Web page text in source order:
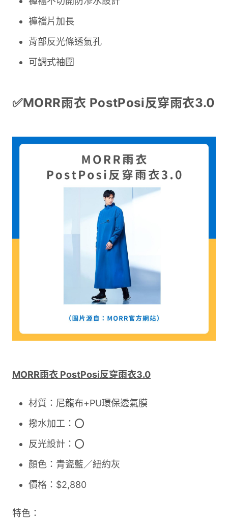
褲襠片加長
背部反光條透氣孔
可調式袖圍
✅MORR雨衣 PostPosi反穿雨衣3.0
MORR雨衣 PostPosi反穿雨衣3.0
材質：尼龍布+PU環保透氣膜
撥水加工：⭕
反光設計：⭕
顏色：青瓷藍／紐約灰
價格：$2,880
特色：